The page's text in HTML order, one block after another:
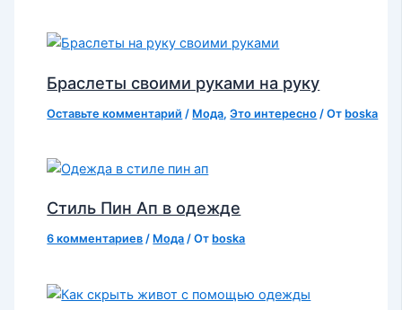
Браслеты своими руками на руку
Оставьте комментарий / Мода,Это интересно / От boska
Стиль Пин Ап в одежде
6 комментариев / Мода / От boska